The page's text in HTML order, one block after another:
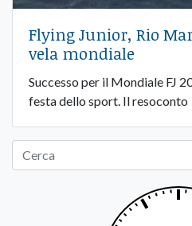
Flying Junior, Rio
vela mondiale
Successo per il Mondiale FJ
festa dello sport. Il resoconto